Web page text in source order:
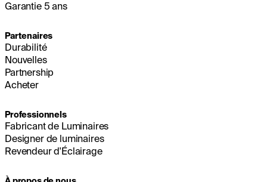
Garantie 5 ans
Partenaires
Durabilité
Nouvelles
Partnership
Acheter
Professionnels
Fabricant de Luminaires
Designer de luminaires
Revendeur d'Éclairage